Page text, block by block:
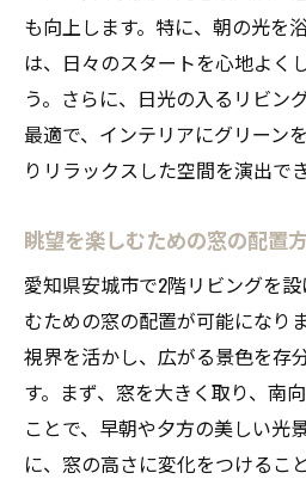
ストレスを和らげる
自然との調和を感じ
癒しの音楽を楽しむ
家族の団らんを支え
心を落ち着ける照明の
防犯面で優れる2階リ
安心して子供を遊ばせ
災害時における2階リ
ペットと暮らすため
日常の安全を支える
家族の絆を深めるリ
も向上します。特に、朝の光を
は、日々のスタートを心地よく
う。さらに、日光の入るリビン
最適で、インテリアにグリーン
りリラックスした空間を演出でき
眺望を楽しむための窓の配置
愛知県安城市で2階リビングを
むための窓の配置が可能になり
視界を活かし、広がる景色を存
す。まず、窓を大きく取り、南
ことで、早朝や夕方の美しい光
に、窓の高さに変化をつけるこ